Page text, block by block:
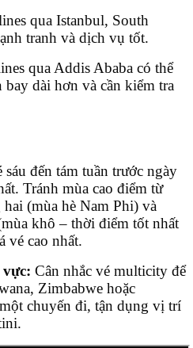
qua Istanbul, South
tranh và dịch vụ tốt.
qua Addis Ababa có thể
dài hơn và cần kiểm tra
sáu đến tám tuần trước ngày
Tránh mùa cao điểm từ
(mùa hè Nam Phi) và
khô – thời điểm tốt nhất
vé cao nhất.
Cân nhắc vé multicity để
Zimbabwe hoặc
chuyến đi, tận dụng vị trí